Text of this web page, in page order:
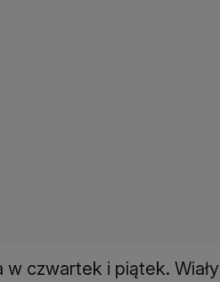
czwartek i piątek. Wiały